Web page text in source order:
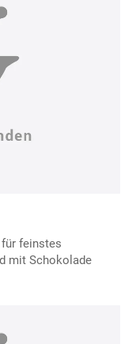
feinstes
mit Schokolade